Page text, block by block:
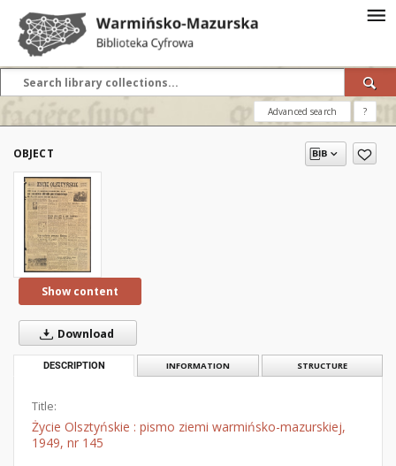
Advanced search ?
OBJECT
Show content
Download
DESCRIPTION INFORMATION STRUCTURE
Title:
Życie Olsztyńskie : pismo ziemi warmińsko-mazurskiej,
1949, nr 145